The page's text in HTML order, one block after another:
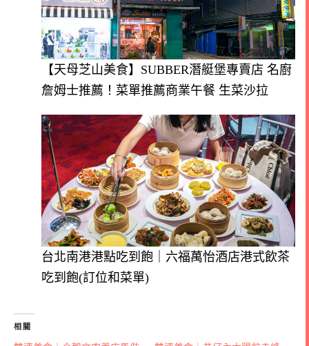
【天母芝山美食】SUBBER潛艇堡專賣店 名廚
詹姆士推薦！菜單推薦商業午餐 生菜沙拉
台北南港港點吃到飽｜六福萬怡酒店港式飲茶
吃到飽(訂位和菜單)
相關